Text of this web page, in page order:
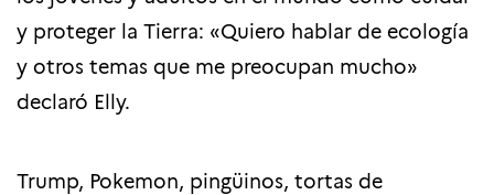
y proteger la Tierra: «Quiero hablar de ecología
y otros temas que me preocupan mucho»
declaró Elly.
Trump, Pokemon, pingüinos, tortas de